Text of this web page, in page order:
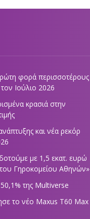
φορά περισσοτέρους
Ιούλιο 2026
κρασιά στην
και νέα ρεκόρ
με 1,5 εκατ. ευρώ
Γηροκομείου Αθηνών»
της Multiverse
το νέο Maxus T60 Max